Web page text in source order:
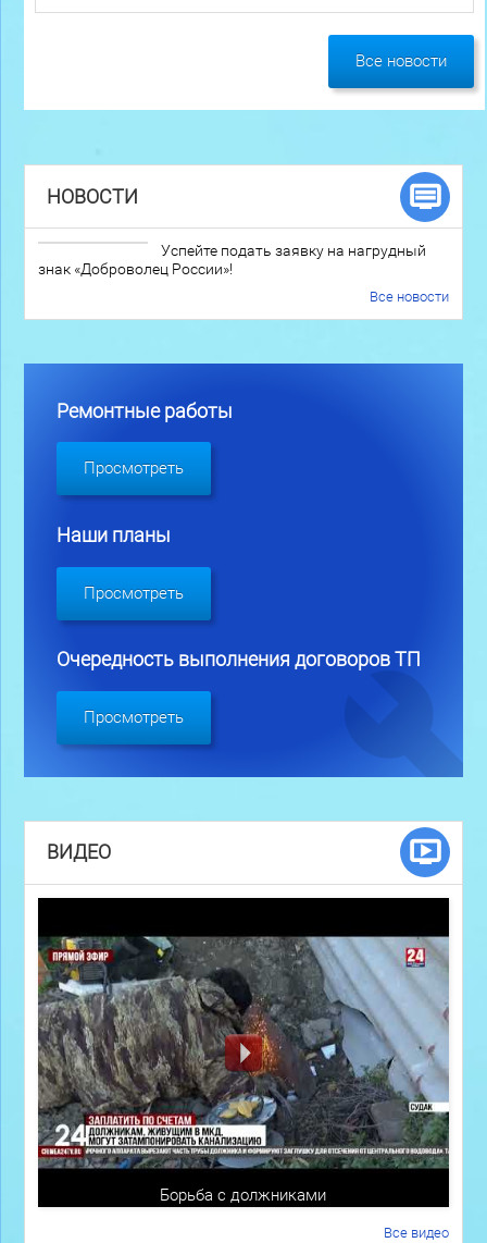
Все новости
НОВОСТИ
Успейте подать заявку на нагрудный
знак «Доброволец России»!
Все новости
Ремонтные работы
Просмотреть
Наши планы
Просмотреть
Очередность выполнения договоров ТП
Просмотреть
ВИДЕО
Борьба с должниками
Все видео